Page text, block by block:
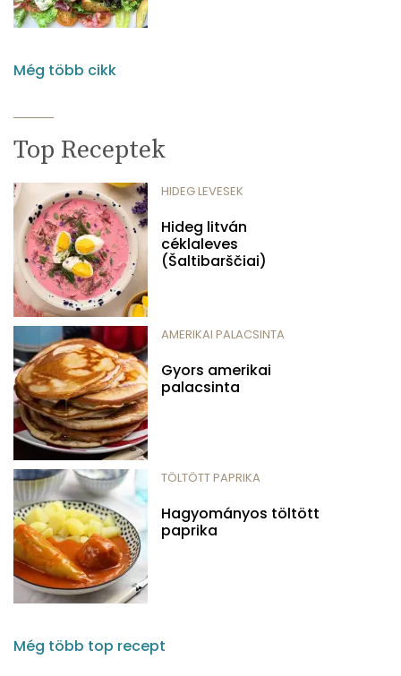
Még több cikk
Top Receptek
HIDEG LEVESEK
Hideg litván
céklaleves
(Šaltibarščiai)
AMERIKAI PALACSINTA
Gyors amerikai
palacsinta
TÖLTÖTT PAPRIKA
Hagyományos töltött
paprika
Még több top recept